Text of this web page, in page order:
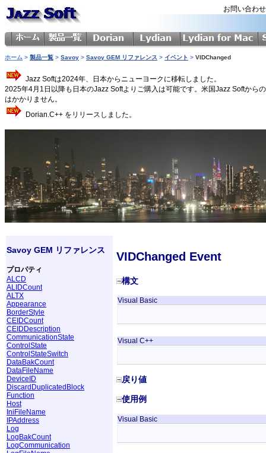
お問い合わ
ホーム > 製品一覧 > Savoy > Savoy GEM リファレンス > イベント > VIDChanged
Jazz Softは2024年、日本からニューヨークに移転しました。
2025年4月1日以降も日本のJazz Softよりご購入は可能です。米国Jazz Softから
はかかりません。
Dorian.C++ をリリースしました。
Savoy GEM リファレンス
プロパティ
ALCD
ALIDCount
ALTX
Appearance
BorderStyle
CEIDCount
CEIDDescription
CommunicationState
ControlState
ControlStateSwitch
DataBakCount
DataFileName
DeviceID
DiscardDuplicatedBlock
Function
Host
IniFileName
IPAddress
Log
LogBakCount
LogCommunication
VIDChanged Event
構文
Visual Basic
Visual C++
戻り値
使用例
Visual Basic